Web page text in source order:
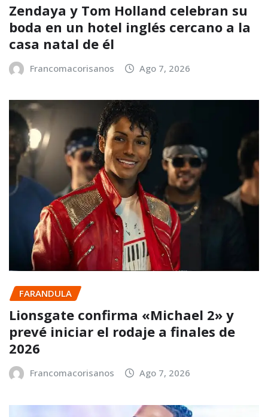
Zendaya y Tom Holland celebran su
boda en un hotel inglés cercano a la
casa natal de él
Francomacorisanos Ago 7, 2026
FARANDULA
Lionsgate confirma «Michael 2» y
prevé iniciar el rodaje a finales de
2026
Francomacorisanos Ago 7, 2026